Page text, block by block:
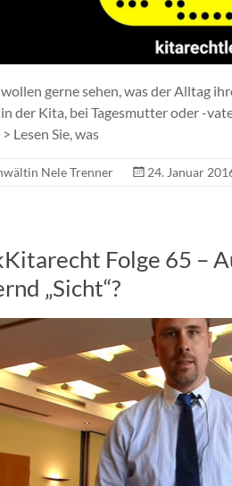
gerne sehen, was der Alltag
der Kita, bei Tagesmutter oder -
Lesen Sie, was
Nele Trenner 24. Januar
Folge 65 –
„Sicht“?